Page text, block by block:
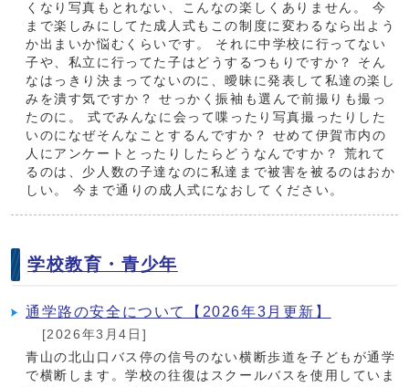
くなり写真もとれない、こんなの楽しくありません。 今
まで楽しみにしてた成人式もこの制度に変わるなら出よう
か出まいか悩むくらいです。 それに中学校に行ってない
子や、私立に行ってた子はどうするつもりですか？ そん
なはっきり決まってないのに、曖昧に発表して私達の楽し
みを潰す気ですか？ せっかく振袖も選んで前撮りも撮っ
たのに。 式でみんなに会って喋ったり写真撮ったりした
いのになぜそんなことするんですか？ せめて伊賀市内の
人にアンケートとったりしたらどうなんですか？ 荒れて
るのは、少人数の子達なのに私達まで被害を被るのはおか
しい。 今まで通りの成人式になおしてください。
学校教育・青少年
通学路の安全について【2026年3月更新】
[2026年3月4日]
青山の北山口バス停の信号のない横断歩道を子どもが通学
で横断します。学校の往復はスクールバスを使用していま